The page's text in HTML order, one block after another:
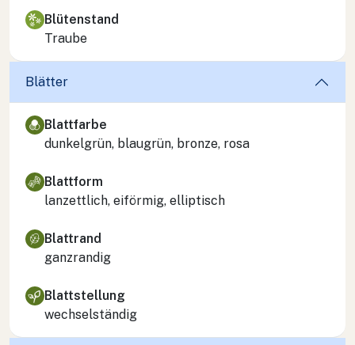
Blütenstand
Traube
Blätter
Blattfarbe
dunkelgrün, blaugrün, bronze, rosa
Blattform
lanzettlich, eiförmig, elliptisch
Blattrand
ganzrandig
Blattstellung
wechselständig